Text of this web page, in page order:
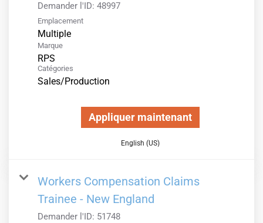
Demander l'ID: 48997
Emplacement
Multiple
Marque
RPS
Catégories
Sales/Production
Appliquer maintenant
English (US)
Workers Compensation Claims
Trainee - New England
Demander l'ID: 51748